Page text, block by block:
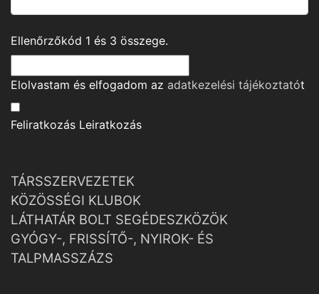
Ellenőrzőkód 1 és 3 összege.
Elolvastam és elfogadom az adatkezelési tájékoztatót
Feliratkozás Leiratkozás
TÁRSSZERVEZETEK
KÖZÖSSÉGI KLUBOK
LÁTHATÁR BOLT SEGÉDESZKÖZÖK
GYÓGY-, FRISSÍTŐ-, NYIROK- ÉS
TALPMASSZÁZS